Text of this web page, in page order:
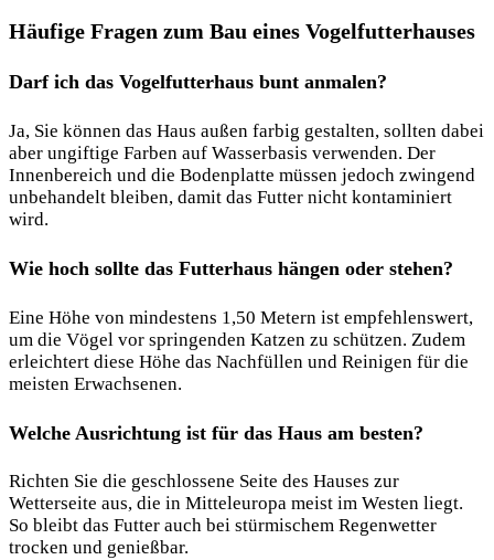
Häufige Fragen zum Bau eines Vogelfutterhauses
Darf ich das Vogelfutterhaus bunt anmalen?
Ja, Sie können das Haus außen farbig gestalten, sollten dabei
aber ungiftige Farben auf Wasserbasis verwenden. Der
Innenbereich und die Bodenplatte müssen jedoch zwingend
unbehandelt bleiben, damit das Futter nicht kontaminiert
wird.
Wie hoch sollte das Futterhaus hängen oder stehen?
Eine Höhe von mindestens 1,50 Metern ist empfehlenswert,
um die Vögel vor springenden Katzen zu schützen. Zudem
erleichtert diese Höhe das Nachfüllen und Reinigen für die
meisten Erwachsenen.
Welche Ausrichtung ist für das Haus am besten?
Richten Sie die geschlossene Seite des Hauses zur
Wetterseite aus, die in Mitteleuropa meist im Westen liegt.
So bleibt das Futter auch bei stürmischem Regenwetter
trocken und genießbar.